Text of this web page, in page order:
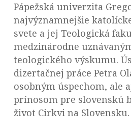
Pápežská univerzita
najvýznamnejšie
svete a jej Teologická
medzinárodne
teologického výskumu.
dizertačnej práce Petra
osobným úspechom, ale
prínosom pre slovenskú
život Cirkvi na Slovensku.